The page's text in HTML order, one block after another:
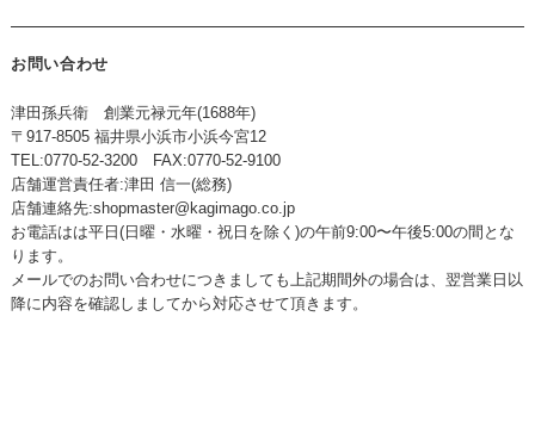
お問い合わせ
津田孫兵衛 創業元禄元年(1688年)
〒917-8505 福井県小浜市小浜今宮12
TEL:0770-52-3200 FAX:0770-52-9100
店舗運営責任者:津田 信一(総務)
店舗連絡先:shopmaster@kagimago.co.jp
お電話はは平日(日曜・水曜・祝日を除く)の午前9:00〜午後5:00の間とな
ります。
メールでのお問い合わせにつきましても上記期間外の場合は、翌営業日以
降に内容を確認しましてから対応させて頂きます。